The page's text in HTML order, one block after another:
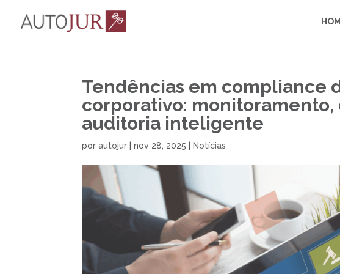
Tendências em compliance
corporativo:
auditoria inteligente
porautojur |nov 28, 2025 Notícias